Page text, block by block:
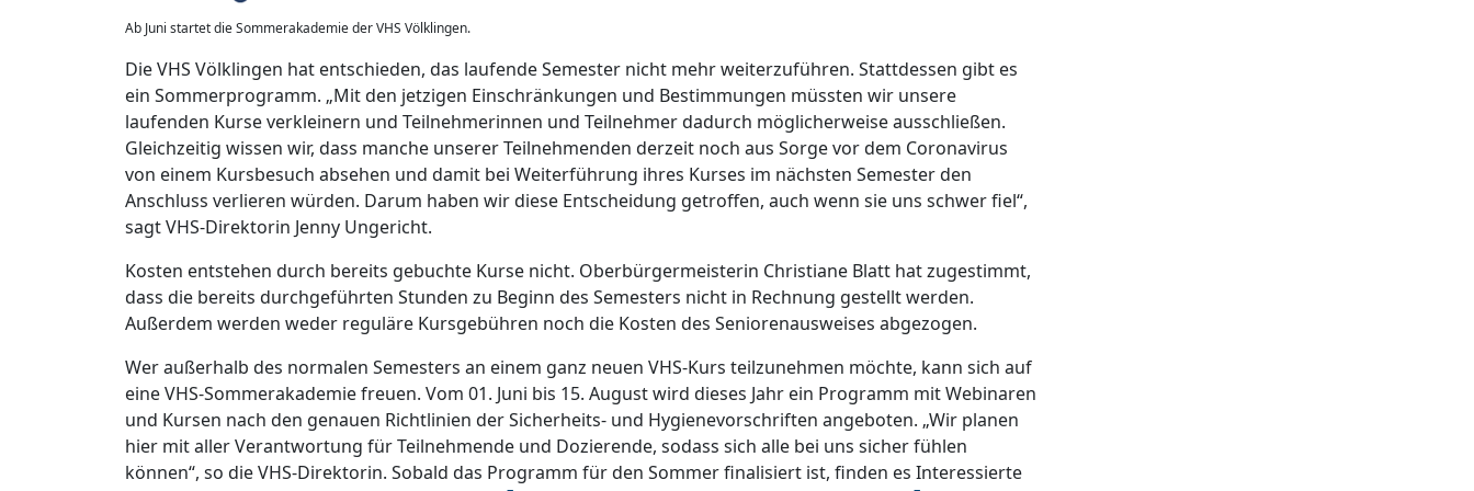
Ab Juni startet die Sommerakademie der VHS Völklingen.
Die VHS Völklingen hat entschieden, das laufende Semester nicht mehr weiterzuführen. Stattdessen gibt es
ein Sommerprogramm. „Mit den jetzigen Einschränkungen und Bestimmungen müssten wir unsere
laufenden Kurse verkleinern und Teilnehmerinnen und Teilnehmer dadurch möglicherweise ausschließen.
Gleichzeitig wissen wir, dass manche unserer Teilnehmenden derzeit noch aus Sorge vor dem Coronavirus
von einem Kursbesuch absehen und damit bei Weiterführung ihres Kurses im nächsten Semester den
Anschluss verlieren würden. Darum haben wir diese Entscheidung getroffen, auch wenn sie uns schwer fiel“,
sagt VHS-Direktorin Jenny Ungericht.
Kosten entstehen durch bereits gebuchte Kurse nicht. Oberbürgermeisterin Christiane Blatt hat zugestimmt,
dass die bereits durchgeführten Stunden zu Beginn des Semesters nicht in Rechnung gestellt werden.
Außerdem werden weder reguläre Kursgebühren noch die Kosten des Seniorenausweises abgezogen.
Wer außerhalb des normalen Semesters an einem ganz neuen VHS-Kurs teilzunehmen möchte, kann sich auf
eine VHS-Sommerakademie freuen. Vom 01. Juni bis 15. August wird dieses Jahr ein Programm mit Webinaren
und Kursen nach den genauen Richtlinien der Sicherheits- und Hygienevorschriften angeboten. „Wir planen
hier mit aller Verantwortung für Teilnehmende und Dozierende, sodass sich alle bei uns sicher fühlen
können“, so die VHS-Direktorin. Sobald das Programm für den Sommer finalisiert ist, finden es Interessierte